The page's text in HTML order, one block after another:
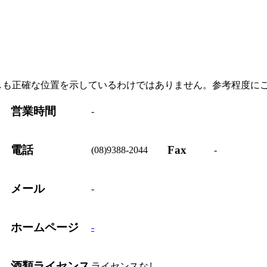
正確な位置を示しているわけではありません。参考程度に
営業時間 -
電話 (08)9388-2044 Fax -
メール -
ホームページ -